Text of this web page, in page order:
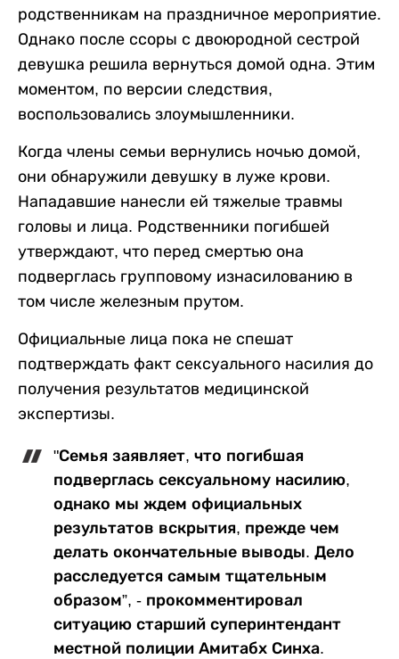
родственникам на праздничное мероприятие.
Однако после ссоры с двоюродной сестрой
девушка решила вернуться домой одна. Этим
моментом, по версии следствия,
воспользовались злоумышленники.
Когда члены семьи вернулись ночью домой,
они обнаружили девушку в луже крови.
Нападавшие нанесли ей тяжелые травмы
головы и лица. Родственники погибшей
утверждают, что перед смертью она
подверглась групповому изнасилованию в
том числе железным прутом.
Официальные лица пока не спешат
подтверждать факт сексуального насилия до
получения результатов медицинской
экспертизы.
"Семья заявляет, что погибшая
подверглась сексуальному насилию,
однако мы ждем официальных
результатов вскрытия, прежде чем
делать окончательные выводы. Дело
расследуется самым тщательным
образом”, - прокомментировал
ситуацию старший суперинтендант
местной полиции Амитабх Синха.